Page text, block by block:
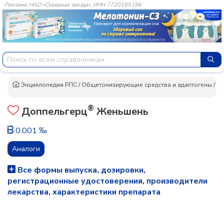
Реклама: НАО «Северная звезда», ИНН 7720185196
Энциклопедия РЛС/Общетонизирующие средства и адаптогены /
Доппельгерц® Женьшень
0.001 ‰
Аналоги
Все формы выпуска, дозировки,
регистрационные удостоверения, производители
лекарства, характеристики препарата